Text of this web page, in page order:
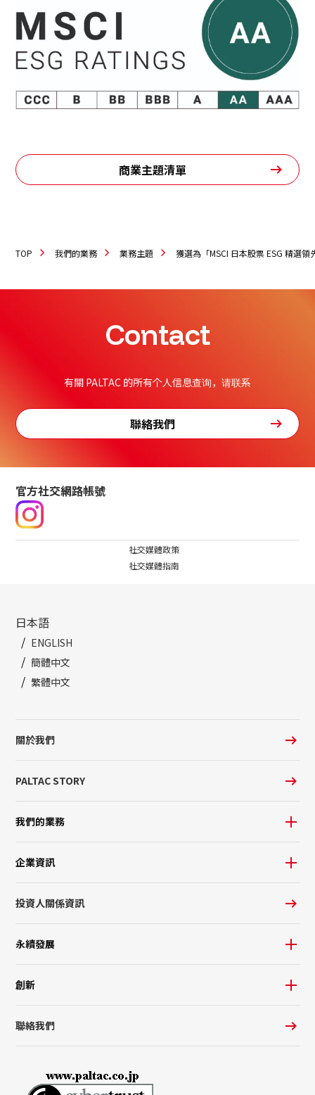
商業主題清單
TOP 我們的業務 業務主題 獲選為「MSCI 日本股票 ESG 精選
Contact
有關 PALTAC 的所有个人信息查询，请联系
聯絡我們
官方社交網路帳號
社交媒體政策
社交媒體指南
日本語
ENGLISH
簡體中文
繁體中文
關於我們
PALTAC STORY
我們的業務
企業資訊
投資人關係資訊
永續發展
創新
聯絡我們